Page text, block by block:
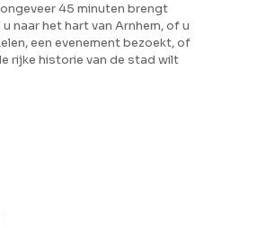
45 minuten brengt
u naar het hart van Arnhem, of u
een evenement bezoekt, of
rijke historie van de stad wilt